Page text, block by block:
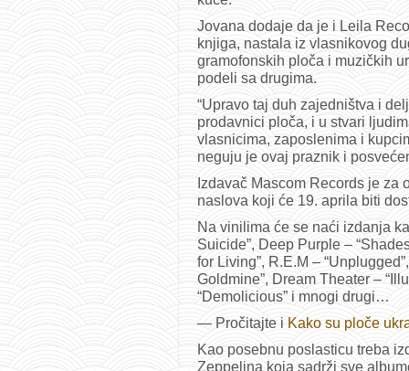
Jovana dodaje da je i Leila
knjiga, nastala iz vlasnikovog
gramofonskih ploča i muzičkih
podeli sa drugima.
“Upravo taj duh zajedništva i
prodavnici ploča, i u stvari
vlasnicima, zaposlenima i
neguju je ovaj praznik i
Izdavač Mascom Records je za
naslova koji će 19. aprila biti
Na vinilima će se naći izdanja
Suicide”, Deep Purple –
for Living”, R.E.M –
Goldmine”, Dream Theater –
“Demolicious” i mnogi drugi…
— Pročitajte i Kako su ploče
Kao posebnu poslasticu treba
Zeppelina koja sadrži sve